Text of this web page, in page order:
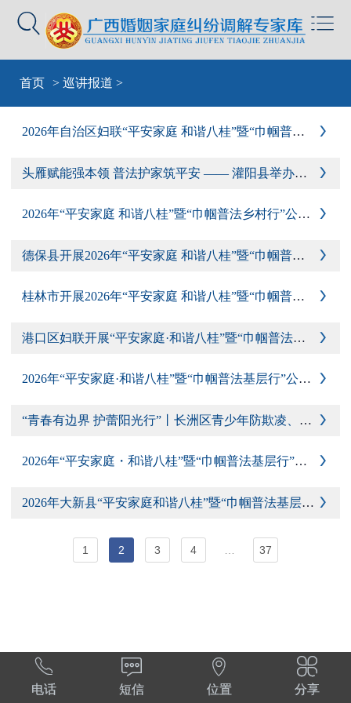


Warning: include(sid-nav.php): failed to open stream: No such file or
directory in/yjdata/www/wp-content/themes/mobilex/templates/cat-
Warning : include(): Failed opening 'sid-nav.php' for inclusion
(include_path='.:') in/yjdata/www/wp-
首页 > 巡讲报道 >

2026年自治区妇联“平安家庭 和谐八桂”暨“巾帼普法乡村行”公益巡讲活动走进平乐

头雁赋能强本领 普法护家筑平安 —— 灌阳县举办基层妇女 “领头雁” 示范培训班暨 “平安家庭 和谐八桂”“巾帼普法乡村行” 公益巡讲

2026年“平安家庭 和谐八桂”暨“巾帼普法乡村行”公益巡讲走进资源县

德保县开展2026年“平安家庭 和谐八桂”暨“巾帼普法乡村行”公益巡讲活动

桂林市开展2026年“平安家庭 和谐八桂”暨“巾帼普法乡村行”公益巡讲活动

港口区妇联开展“平安家庭·和谐八桂”暨“巾帼普法乡村行”公益巡讲 筑牢校园安全防线

2026年“平安家庭·和谐八桂”暨“巾帼普法基层行”公益巡讲活动在上林县举办

“青春有边界 护蕾阳光行”丨长洲区青少年防欺凌、防性侵安全守护活动走进长洲中学

2026年“平安家庭・和谐八桂”暨“巾帼普法基层行”东兴市第七小学专场活动

2026年大新县“平安家庭和谐八桂”暨“巾帼普法基层行”公益巡讲在大新县委党校开讲
1 2 3 4 37

电话

短信

位置

分享